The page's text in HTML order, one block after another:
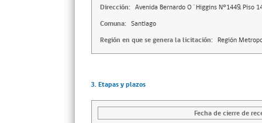
Dirección: Avenida Bernardo O´Higgins N°1449, Piso
Comuna: Santiago
Región en que se genera la licitación: Región
3. Etapas y plazos
Fecha de cierre de